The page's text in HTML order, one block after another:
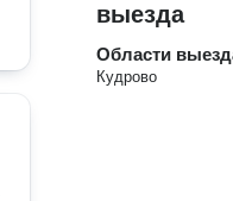
выезда
Области
Кудрово